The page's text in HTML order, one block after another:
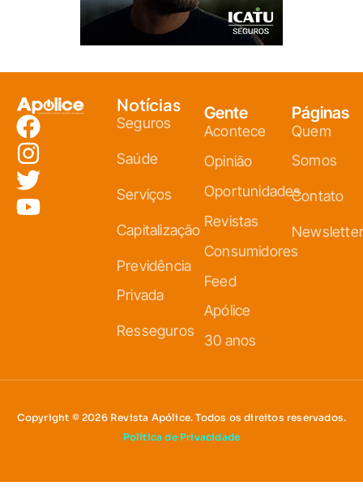
Notícias
Seguros
Saúde
Serviços
Capitalização
Previdência
Privada
Resseguros
Gente
Acontece
Opinião
Oportunidades
Revistas
Consumidores
Feed
Apólice
30 anos
Páginas
Quem
Somos
Contato
Newsletter
Copyright © 2026 Revista Apólice. Todos os direitos reservados.
Política de Privacidade